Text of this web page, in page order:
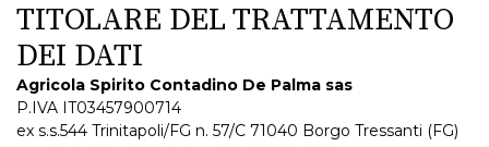
TITOLARE DEL TRATTAMENTO
DEI DATI
Agricola Spirito Contadino De Palma sas
P.IVA IT03457900714
ex s.s.544 Trinitapoli/FG n. 57/C 71040 Borgo Tressanti (FG)